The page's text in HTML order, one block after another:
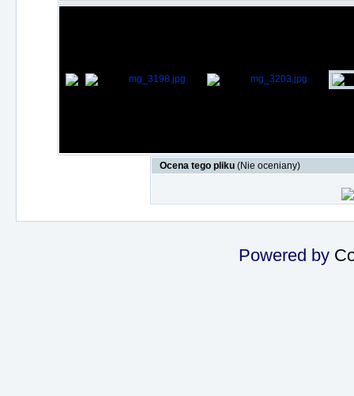
Ocena tego pliku (Nie oceniany)
Powered by